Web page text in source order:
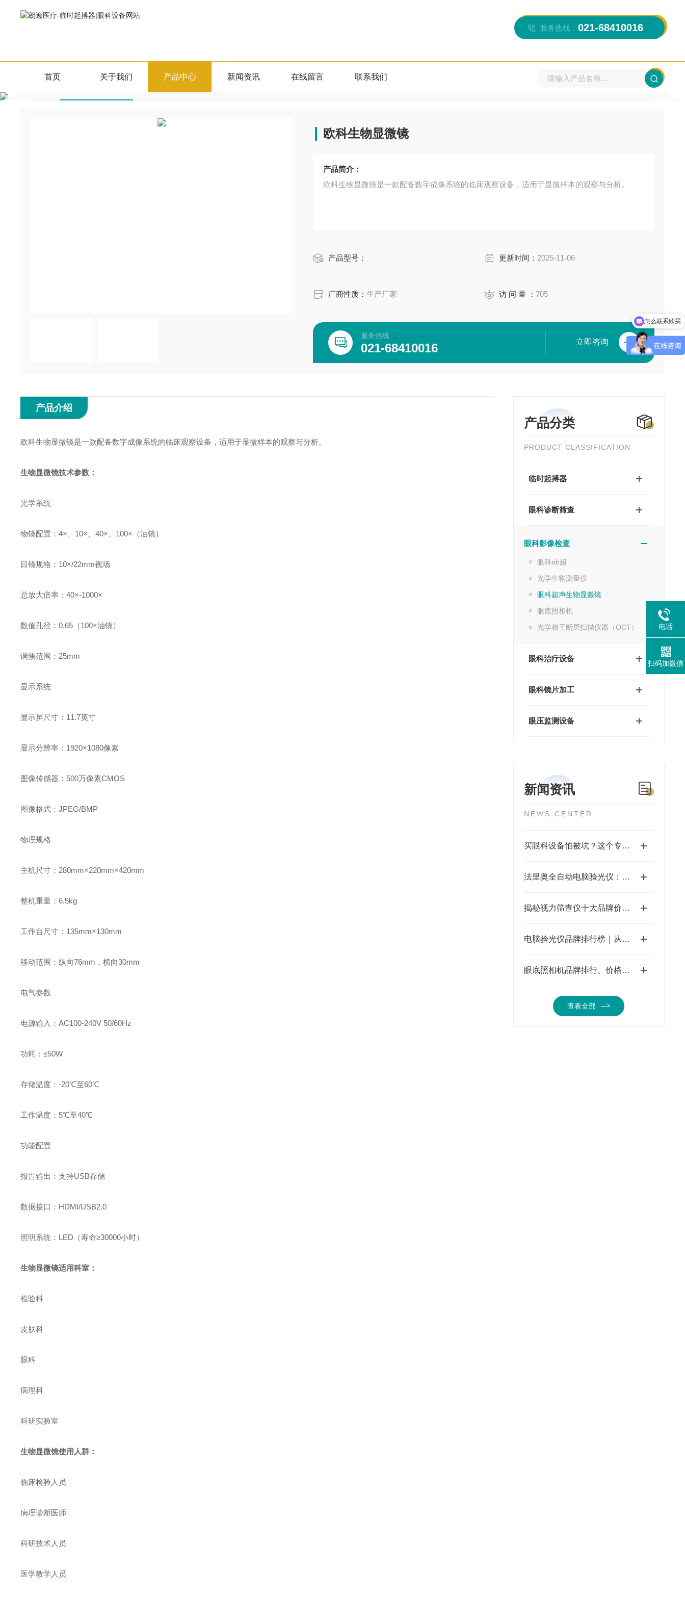
服务热线： 021-68410016
首页 关于我们 产品中心 新闻资讯 在线留言 联系我们
产品中心
眼科超声生物显微镜 首页>>产品中心>> >>
欧科生物显微镜
产品简介：
欧科生物显微镜是一款配备数字成像系统的临床观察设备，适用于显微样本的观察与分析。
产品型号： 更新时间： 2025-11-06
厂商性质：生产厂家 访 问 量 ： 705
服务热线
021-68410016 立即咨询
产品分类
PRODUCT CLASSIFICATION
临时起搏器
眼科诊断筛查
眼科影像检查
眼科ab超
光学生物测量仪
眼科超声生物显微镜
眼底照相机
光学相干断层扫描仪器（OCT）
眼科治疗设备
眼科镜片加工
眼压监测设备
新闻资讯
NEWS CENTER
买眼科设备怕被坑？这个专业网站帮你省大钱
法里奥全自动电脑验光仪：国产视光设备的性价比之选
揭秘视力筛查仪十大品牌价格，医院诊所采购参考
电脑验光仪品牌排行榜｜从电脑验光仪原理到操作流程
眼底照相机品牌排行、价格及分类——二类医疗器械的选择指南
查看全部
产品介绍
欧科生物显微镜是一款配备数字成像系统的临床观察设备，适用于显微样本的观察与分析。
生物显微镜技术参数：
光学系统
物镜配置：4×、10×、40×、100×（油镜）
目镜规格：10×/22mm视场
总放大倍率：40×-1000×
数值孔径：0.65（100×油镜）
调焦范围：25mm
显示系统
显示屏尺寸：11.7英寸
显示分辨率：1920×1080像素
图像传感器：500万像素CMOS
图像格式：JPEG/BMP
物理规格
主机尺寸：280mm×220mm×420mm
整机重量：6.5kg
工作台尺寸：135mm×130mm
移动范围：纵向76mm，横向30mm
电气参数
电源输入：AC100-240V 50/60Hz
功耗：≤50W
存储温度：-20℃至60℃
工作温度：5℃至40℃
功能配置
报告输出：支持USB存储
数据接口：HDMI/USB2.0
照明系统：LED（寿命≥30000小时）
生物显微镜适用科室：
检验科
皮肤科
眼科
病理科
科研实验室
生物显微镜使用人群：
临床检验人员
病理诊断医师
科研技术人员
医学教学人员
电话
扫码加微信
怎么联系购买